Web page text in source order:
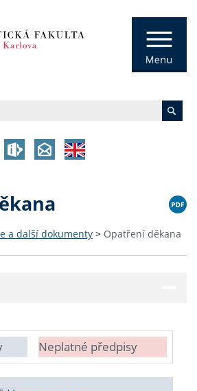
a další dokumenty > Opatření děkana
Neplatné předpisy